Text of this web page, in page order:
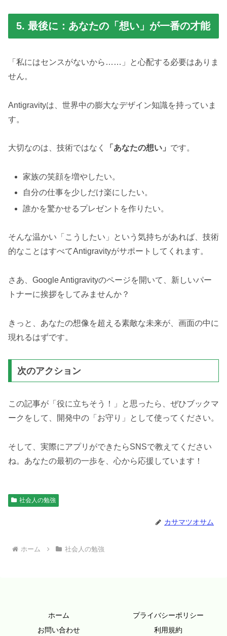
5. 最後に：あなたの「想い」が一番の才能
「私にはセンスがないから……」と心配する必要はありま
せん。
Antigravityは、世界中の膨大なデザイン知識を持っていま
す。
大切なのは、技術ではなく 「あなたの想い」 です。
家族の笑顔を増やしたい。
自分の仕事を少しだけ楽にしたい。
誰かを驚かせるプレゼントを作りたい。
そんな温かい「こうしたい」という気持ちがあれば、技術
的なことはすべてAntigravityがサポートしてくれます。
さあ、Google Antigravityのページを開いて、新しいパー
トナーに挨拶をしてみませんか？
きっと、あなたの想像を超える素敵な未来が、画面の中に
現れるはずです。
次のアクション
この記事が「役に立ちそう！」と思ったら、ぜひブックマ
ークをして、開発中の「お守り」として使ってください。
そして、実際にアプリができたらSNSで教えてください
ね。あなたの最初の一歩を、心から応援しています！
社会人の勉強
カサマツオサム
ホーム 社会人の勉強
ホーム
プライバシーポリシー
お問い合わせ
利用規約